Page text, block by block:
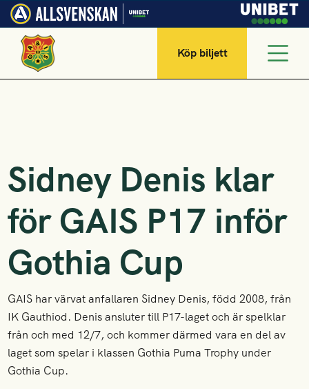
Köp biljett
Sidney Denis klar
för GAIS P17 inför
Gothia Cup
GAIS har värvat anfallaren Sidney Denis, född 2008, från
IK Gauthiod. Denis ansluter till P17-laget och är spelklar
från och med 12/7, och kommer därmed vara en del av
laget som spelar i klassen Gothia Puma Trophy under
Gothia Cup.